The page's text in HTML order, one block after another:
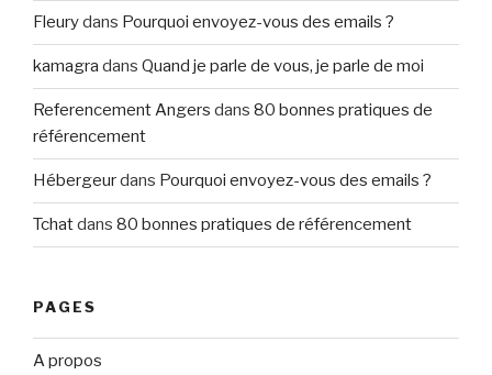
Fleurydans Pourquoi envoyez-vous des emails ?
kamagra dans Quand je parle de vous, je parle de moi
Referencement Angers dans 80 bonnes pratiques de
référencement
Hébergeurdans Pourquoi envoyez-vous des emails ?
Tchatdans 80 bonnes pratiques de référencement
PAGES
A propos